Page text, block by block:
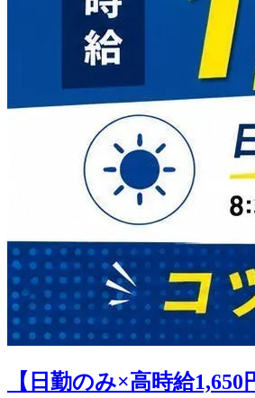
【日勤のみ×高時給